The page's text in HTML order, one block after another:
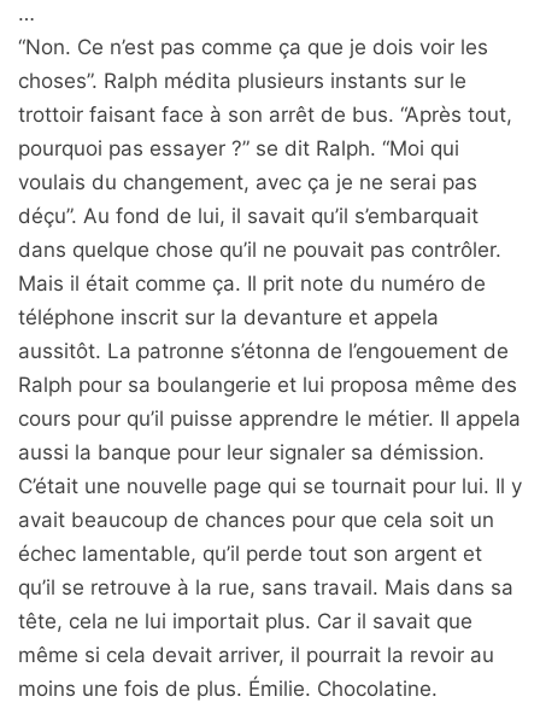
…
“Non. Ce n’est pas comme ça que je dois voir les
choses”. Ralph médita plusieurs instants sur le
trottoir faisant face à son arrêt de bus. “Après tout,
pourquoi pas essayer ?” se dit Ralph. “Moi qui
voulais du changement, avec ça je ne serai pas
déçu”. Au fond de lui, il savait qu’il s’embarquait
dans quelque chose qu’il ne pouvait pas contrôler.
Mais il était comme ça. Il prit note du numéro de
téléphone inscrit sur la devanture et appela
aussitôt. La patronne s’étonna de l’engouement de
Ralph pour sa boulangerie et lui proposa même des
cours pour qu’il puisse apprendre le métier. Il appela
aussi la banque pour leur signaler sa démission.
C’était une nouvelle page qui se tournait pour lui. Il y
avait beaucoup de chances pour que cela soit un
échec lamentable, qu’il perde tout son argent et
qu’il se retrouve à la rue, sans travail. Mais dans sa
tête, cela ne lui importait plus. Car il savait que
même si cela devait arriver, il pourrait la revoir au
moins une fois de plus. Émilie. Chocolatine.